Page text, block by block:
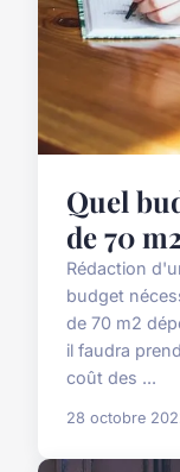
Quel
de 70
Rédaction
budget
de 70 m2
il faudra
coût des ...
28 octobre